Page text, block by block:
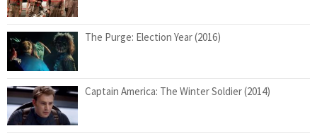
The Purge: Election Year (2016)
Captain America: The Winter Soldier (2014)